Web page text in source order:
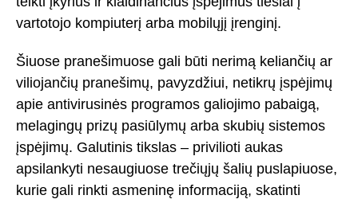
vartotojo kompiuterį arba mobilųjį įrenginį.
Šiuose pranešimuose gali būti nerimą keliančių ar
viliojančių pranešimų, pavyzdžiui, netikrų įspėjimų
apie antivirusinės programos galiojimo pabaigą,
melagingų prizų pasiūlymų arba skubių sistemos
įspėjimų. Galutinis tikslas – privilioti aukas
apsilankyti nesaugiuose trečiųjų šalių puslapiuose,
kurie gali rinkti asmeninę informaciją, skatinti